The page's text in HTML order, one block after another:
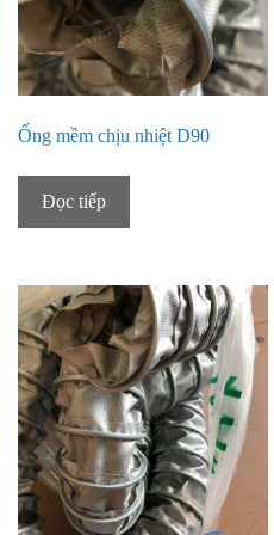
Ống mềm chịu nhiệt D90
Đọc tiếp